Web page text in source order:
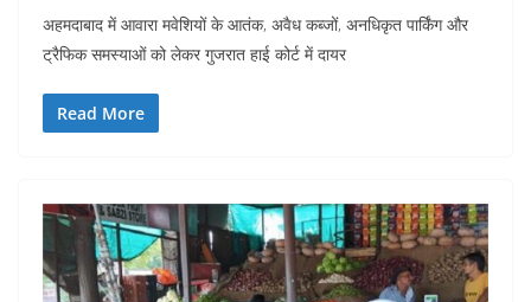
अहमदाबाद में आवारा मवेशियों के आतंक, अवैध कब्जों, अनधिकृत पार्किंग और
ट्रैफिक समस्याओं को लेकर गुजरात हाई कोर्ट में दायर
Read More